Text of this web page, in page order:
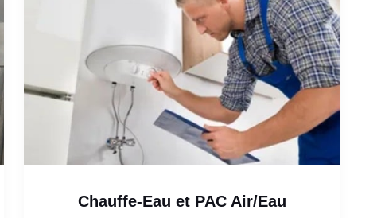
Chauffe-Eau et PAC Air/Eau